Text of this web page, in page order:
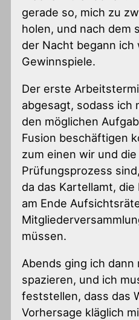
gerade so, mich zu
holen, und nach dem
der Nacht begann ich
Gewinnspiele.
Der erste
abgesagt, sodass ich
den möglichen
Fusion beschäftigen
zum einen wir und
Prüfungsprozess
da das Kartellamt, die
am Ende
müssen.
Abends ging ich dann
spazieren, und ich
feststellen, dass das
Vorhersage kläglich